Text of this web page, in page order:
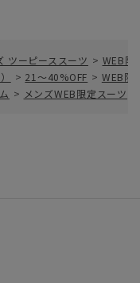
ツーピーススーツ > WEB限
> 21～40%OFF > WEB限
> メンズWEB限定スーツ